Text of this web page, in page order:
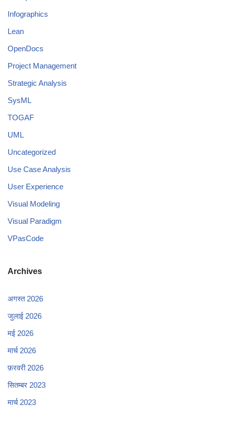
Infographics
Lean
OpenDocs
Project Management
Strategic Analysis
SysML
TOGAF
UML
Uncategorized
Use Case Analysis
User Experience
Visual Modeling
Visual Paradigm
VPasCode
Archives
अगस्त 2026
जुलाई 2026
मई 2026
मार्च 2026
फ़रवरी 2026
सितम्बर 2023
मार्च 2023